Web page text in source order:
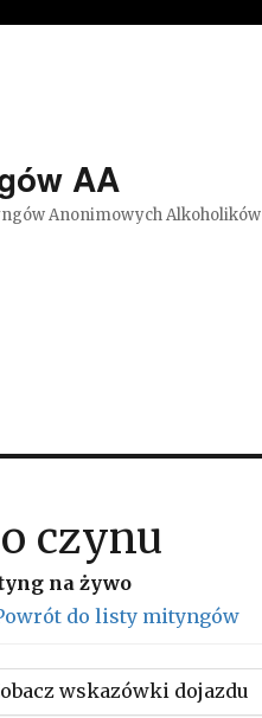
AA
Anonimowych Alkoholików
czynu
na żywo
do listy mityngów
wskazówki dojazdu